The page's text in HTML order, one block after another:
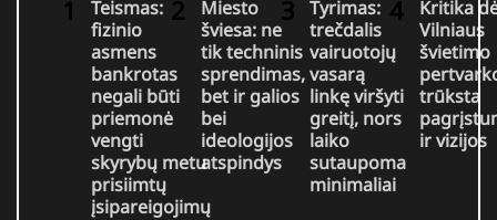
Teismas:
fizinio
asmens
bankrotas
negali būti
priemonė
vengti
skyrybų metu
prisiimtų
įsipareigojimų
Miesto
šviesa: ne
tik techninis
sprendimas,
bet ir galios
bei
ideologijos
atspindys
Tyrimas:
trečdalis
vairuotojų
vasarą
linkę viršyti
greitį, nors
laiko
sutaupoma
minimaliai
Kritika
Vilniaus
švietimo
trūksta
ir vizijos